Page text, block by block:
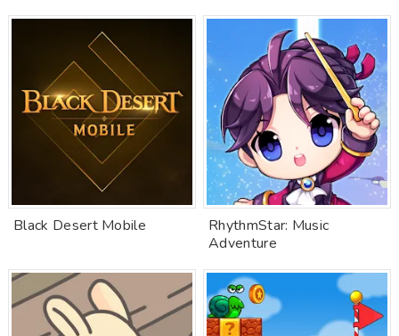
Black Desert Mobile
RhythmStar: Music
Adventure